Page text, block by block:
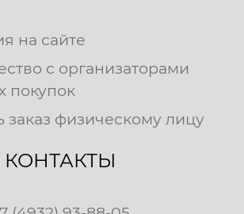
на сайте
с организаторами
покупок
заказ физическому лицу
КОНТАКТЫ